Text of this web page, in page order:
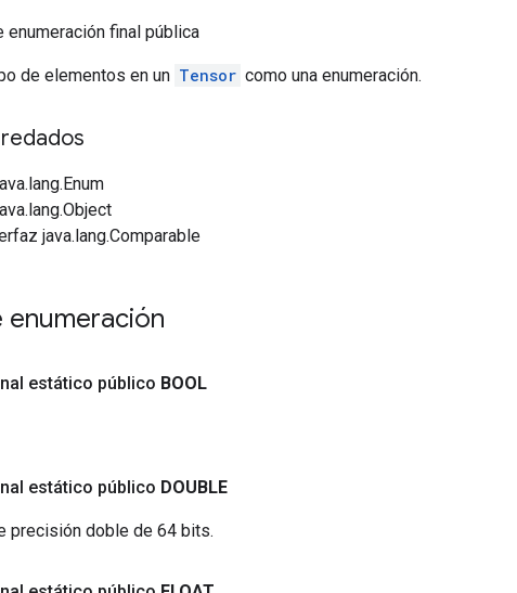
enumeración final pública
de elementos en un Tensor como una enumeración.
java.lang.Comparable
enumeración
estático público BOOL
estático público DOUBLE
precisión doble de 64 bits.